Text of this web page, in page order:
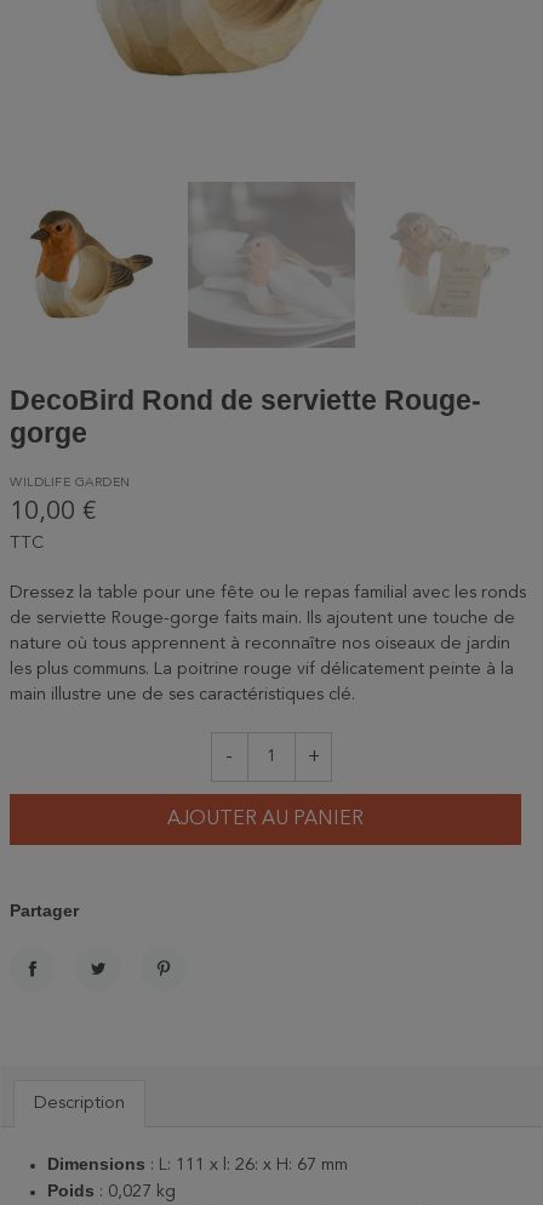
DecoBird Rond de serviette Rouge-
gorge
WILDLIFE GARDEN
10,00 €
TTC
Dressez la table pour une fête ou le repas familial avec les ronds
de serviette Rouge-gorge faits main. Ils ajoutent une touche de
nature où tous apprennent à reconnaître nos oiseaux de jardin
les plus communs. La poitrine rouge vif délicatement peinte à la
main illustre une de ses caractéristiques clé.
- +
AJOUTER AU PANIER
Partager
Description
Dimensions : L: 111 x l: 26: x H: 67 mm
Poids : 0,027 kg